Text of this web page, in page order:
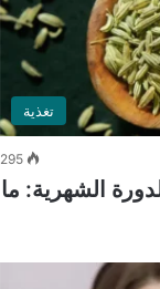
تغذية
295
الشهرية: ما